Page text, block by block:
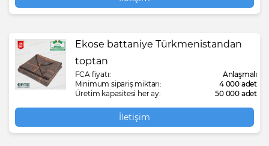
Ekose battaniye Türkmenistandan
toptan
FCA fiyatı:
Anlaşmalı
Minimum sipariş miktarı:
4 000 adet
Üretim kapasitesi her ay:
50 000 adet
İletişim